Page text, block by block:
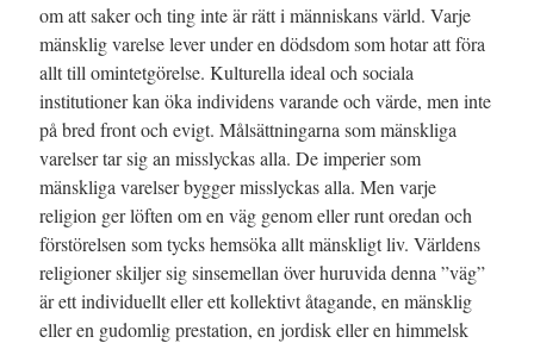
om att saker och ting inte är rätt i människans värld. Varje
mänsklig varelse lever under en dödsdom som hotar att föra
allt till omintetgörelse. Kulturella ideal och sociala
institutioner kan öka individens varande och värde, men inte
på bred front och evigt. Målsättningarna som mänskliga
varelser tar sig an misslyckas alla. De imperier som
mänskliga varelser bygger misslyckas alla. Men varje
religion ger löften om en väg genom eller runt oredan och
förstörelsen som tycks hemsöka allt mänskligt liv. Världens
religioner skiljer sig sinsemellan över huruvida denna ”väg”
är ett individuellt eller ett kollektivt åtagande, en mänsklig
eller en gudomlig prestation, en jordisk eller en himmelsk